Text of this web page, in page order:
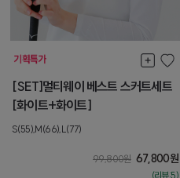
[SET]멀티웨이 베스트 스커트세트
[화이트+화이트]
S(55),M(66),L(77)
99,800원 67,800원
(리뷰:5)